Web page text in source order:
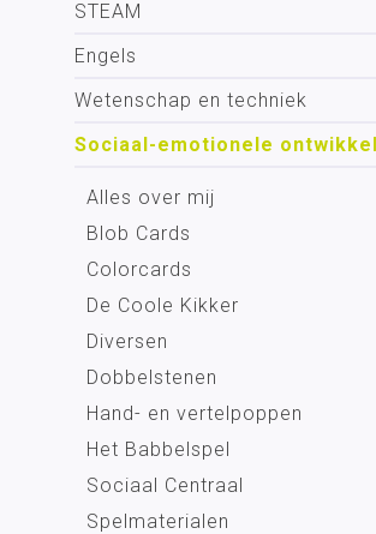
STEAM
Engels
Wetenschap en techniek
Sociaal-emotionele
Alles over mij
Blob Cards
Colorcards
De Coole Kikker
Diversen
Dobbelstenen
Hand- en vertelpoppen
Het Babbelspel
Sociaal Centraal
Spelmaterialen